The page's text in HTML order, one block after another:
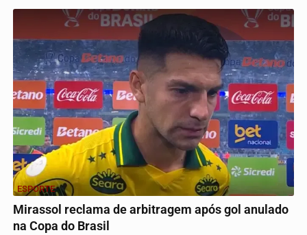
ESPORTE
Mirassol reclama de arbitragem após gol anulado
na Copa do Brasil